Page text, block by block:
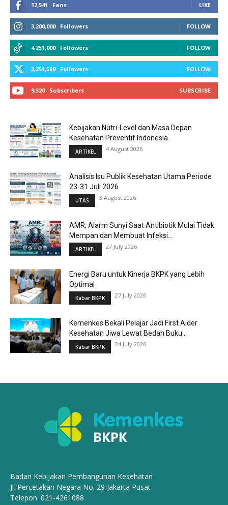
12,541 Fans LIKE
3,200,000 Followers FOLLOW
4,251,000 Followers FOLLOW
3,251,580 Followers FOLLOW
9,320 Subscribers SUBSCRIBE
Kebijakan Nutri-Level dan Masa Depan
Kesehatan Preventif Indonesia
ARTIKEL 4 August 2026
Analisis Isu Publik Kesehatan Utama Periode
23-31 Juli 2026
UTAS 3 August 2026
AMR, Alarm Sunyi Saat Antibiotik Mulai Tidak
Mempan dan Membuat Infeksi...
ARTIKEL 27 July 2026
Energi Baru untuk Kinerja BKPK yang Lebih
Optimal
Kabar BKPK 27 July 2026
Kemenkes Bekali Pelajar Jadi First Aider
Kesehatan Jiwa Lewat Bedah Buku...
Kabar BKPK 24 July 2026
Badan Kebijakan Pembangunan Kesehatan
Jl. Percetakan Negara No. 29 Jakarta Pusat
Telepon. 021-4261088